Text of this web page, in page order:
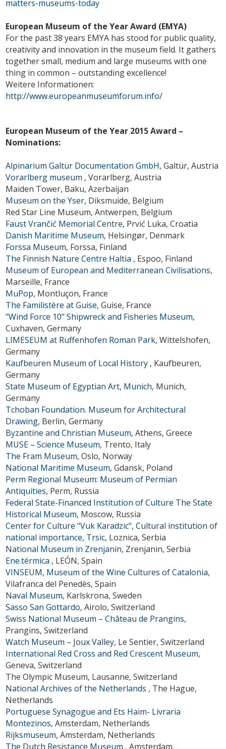
matters-museums-today
European Museum of the Year Award (EMYA)
For the past 38 years EMYA has stood for public quality,
creativity and innovation in the museum field. It gathers
together small, medium and large museums with one
thing in common – outstanding excellence!
Weitere Informationen:
http://www.europeanmuseumforum.info/
European Museum of the Year 2015 Award –
Nominations:
Alpinarium Galtür Documentation GmbH, Galtür, Austria
Vorarlberg museum , Vorarlberg, Austria
Maiden Tower, Baku, Azerbaijan
Museum on the Yser, Diksmuide, Belgium
Red Star Line Museum, Antwerpen, Belgium
Faust Vrančić Memorial Centre, Prvić Luka, Croatia
Danish Maritime Museum, Helsingør, Denmark
Forssa Museum, Forssa, Finland
The Finnish Nature Centre Haltia , Espoo, Finland
Museum of European and Mediterranean Civilisations,
Marseille, France
MuPop, Montluçon, France
The Familistère at Guise, Guise, France
"Wind Force 10" Shipwreck and Fisheries Museum,
Cuxhaven, Germany
LIMESEUM at Ruffenhofen Roman Park, Wittelshofen,
Germany
Kaufbeuren Museum of Local History , Kaufbeuren,
Germany
State Museum of Egyptian Art, Munich, Munich,
Germany
Tchoban Foundation. Museum for Architectural
Drawing, Berlin, Germany
Byzantine and Christian Museum, Athens, Greece
MUSE – Science Museum, Trento, Italy
The Fram Museum, Oslo, Norway
National Maritime Museum, Gdansk, Poland
Perm Regional Museum: Museum of Permian
Antiquities, Perm, Russia
Federal State-Financed Institution of Culture The State
Historical Museum, Moscow, Russia
Center for Culture "Vuk Karadzic", Cultural institution of
national importance, Trsic, Loznica, Serbia
National Museum in Zrenjanin, Zrenjanin, Serbia
Ene.térmica , LEÓN, Spain
VINSEUM, Museum of the Wine Cultures of Catalonia,
Vilafranca del Penedès, Spain
Naval Museum, Karlskrona, Sweden
Sasso San Gottardo,Airolo, Switzerland
Swiss National Museum – Château de Prangins,
Prangins, Switzerland
Watch Museum – Joux Valley, Le Sentier, Switzerland
International Red Cross and Red Crescent Museum,
Geneva, Switzerland
The Olympic Museum, Lausanne, Switzerland
National Archives of the Netherlands , The Hague,
Netherlands
Portuguese Synagogue and Ets Haim- Livraria
Montezinos, Amsterdam, Netherlands
Rijksmuseum, Amsterdam, Netherlands
The Dutch Resistance Museum , Amsterdam,